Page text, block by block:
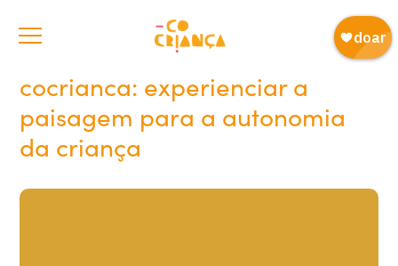
cocrianca: experienciar a
paisagem para a autonomia
da criança